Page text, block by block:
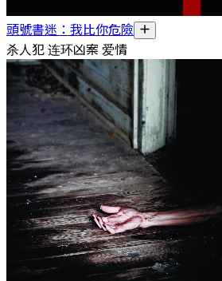
頭號書迷：我比你危險
杀人犯 连环凶案 爱情